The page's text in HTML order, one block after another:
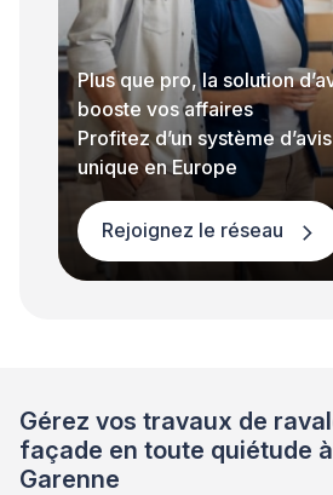
Plus que pro, la solution
booste vos affaires
Profitez d’un système
unique en Europe
Rejoignez le réseau
Gérez vos travaux de
façade en toute quiétude
Garenne